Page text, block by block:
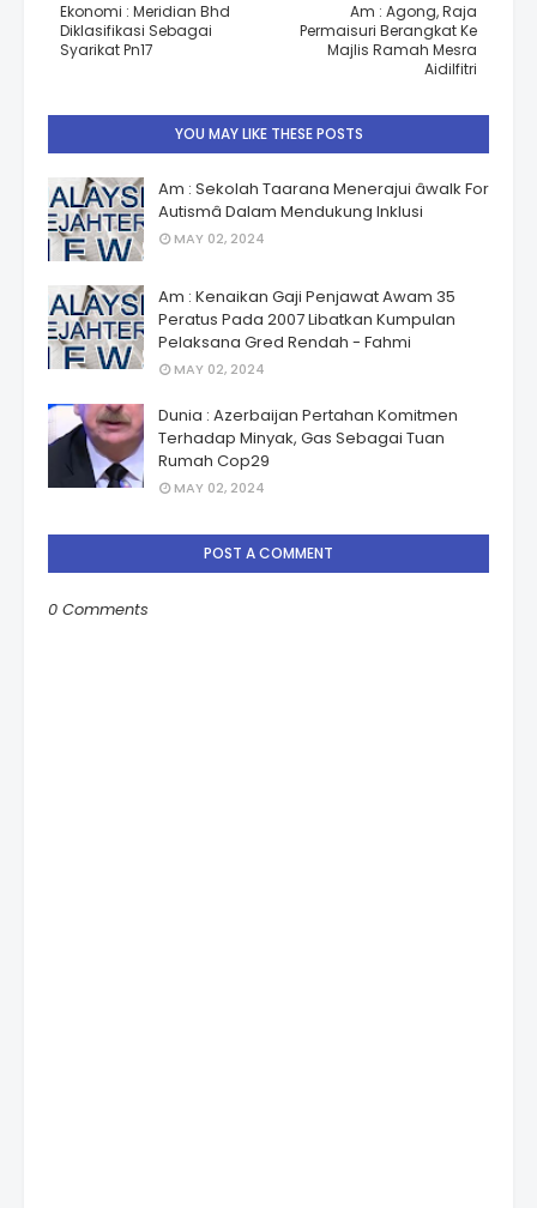
Am : Agong, Raja
Permaisuri Berangkat Ke
Majlis Ramah Mesra
Aidilfitri
Ekonomi : Meridian Bhd
Diklasifikasi Sebagai
Syarikat Pn17
YOU MAY LIKE THESE POSTS
Am : Sekolah Taarana Menerajui âwalk For
Autismâ Dalam Mendukung Inklusi
MAY 02, 2024
Am : Kenaikan Gaji Penjawat Awam 35
Peratus Pada 2007 Libatkan Kumpulan
Pelaksana Gred Rendah - Fahmi
MAY 02, 2024
Dunia : Azerbaijan Pertahan Komitmen
Terhadap Minyak, Gas Sebagai Tuan
Rumah Cop29
MAY 02, 2024
POST A COMMENT
0 Comments